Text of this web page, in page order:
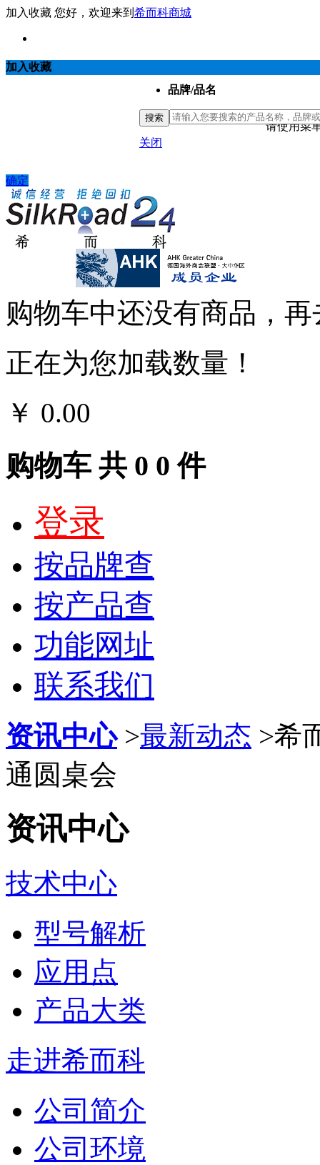
加入收藏 您好，欢迎来到 希而科商城
加入收藏
请使用菜
确定
购物车中还没有商品，
正在为您加载数量！
￥ 0.00
购物车 共 0 0 件
品牌/品名
搜索
关闭
登录
按品牌查
按产品查
功能网址
联系我们
资讯中心 >最新动态 >希
通圆桌会
资讯中心
技术中心
型号解析
应用点
产品大类
走进希而科
公司简介
公司环境